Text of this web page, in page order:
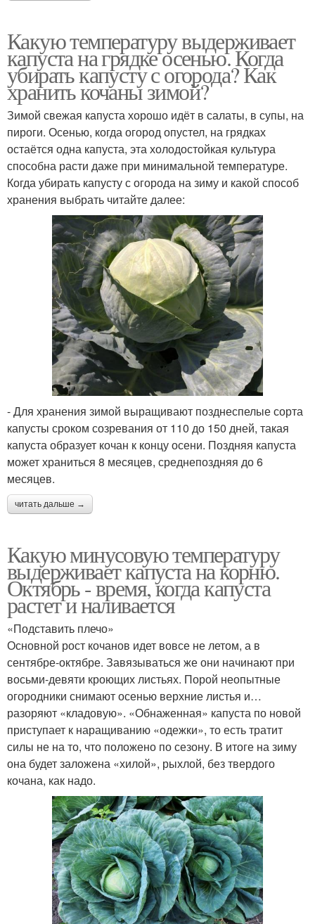
Какую температуру выдерживает
капуста на грядке осенью. Когда
убирать капусту с огорода? Как
хранить кочаны зимой?
Зимой свежая капуста хорошо идёт в салаты, в супы, на
пироги. Осенью, когда огород опустел, на грядках
остаётся одна капуста, эта холодостойкая культура
способна расти даже при минимальной температуре.
Когда убирать капусту с огорода на зиму и какой способ
хранения выбрать читайте далее:
- Для хранения зимой выращивают позднеспелые сорта
капусты сроком созревания от 110 до 150 дней, такая
капуста образует кочан к концу осени. Поздняя капуста
может храниться 8 месяцев, среднепоздняя до 6
месяцев.
читать дальше →
Какую минусовую температуру
выдерживает капуста на корню.
Октябрь - время, когда капуста
растет и наливается
«Подставить плечо»
Основной рост кочанов идет вовсе не летом, а в
сентябре-октябре. Завязываться же они начинают при
восьми-девяти кроющих листьях. Порой неопытные
огородники снимают осенью верхние листья и…
разоряют «кладовую». «Обнаженная» капуста по новой
приступает к наращиванию «одежки», то есть тратит
силы не на то, что положено по сезону. В итоге на зиму
она будет заложена «хилой», рыхлой, без твердого
кочана, как надо.